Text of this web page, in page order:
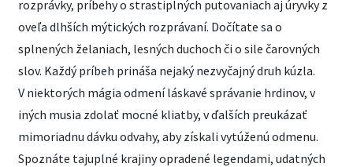
rozprávky, príbehy o strastiplných putovaniach aj úryvky z
oveľa dlhších mýtických rozprávaní. Dočítate sa o
splnených želaniach, lesných duchoch či o sile čarovných
slov. Každý príbeh prináša nejaký nezvyčajný druh kúzla.
V niektorých mágia odmení láskavé správanie hrdinov, v
iných musia zdolať mocné kliatby, v ďalších preukázať
mimoriadnu dávku odvahy, aby získali vytúženú odmenu.
Spoznáte tajuplné krajiny opradené legendami, udatných